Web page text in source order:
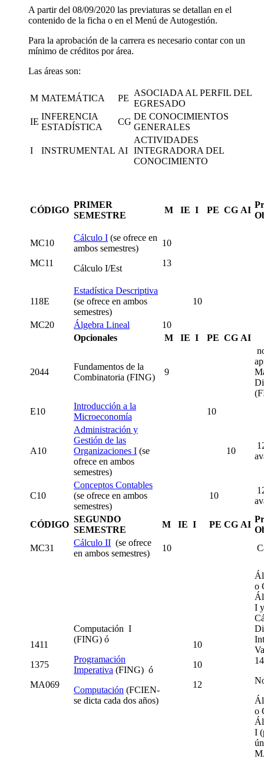
A partir del 08/09/2020 las previaturas se detallan en el
contenido de la ficha o en el Menú de Autogestión.
Para la aprobación de la carrera es necesario contar con un
mínimo de créditos por área.
Las áreas son:
M MATEMÁTICA PE
ASOCIADA AL PERFIL DEL
EGRESADO
IE
INFERENCIA
ESTADÍSTICA
CG
DE CONOCIMIENTOS
GENERALES
I INSTRUMENTAL AI
ACTIVIDADES
INTEGRADORA DEL
CONOCIMIENTO
CÓDIGO
PRIMER
SEMESTRE
M IE I PE CG AI
MC10
MC11
Cálculo I (se ofrece en
ambos semestres)
Cálculo I/Est
10
13
118E
Estadística Descriptiva
(se ofrece en ambos
semestres)
10
MC20 Álgebra Lineal
10
Opcionales
M IE I PE CG AI
2044
Fundamentos de la
Combinatoria (FING)
9
E10
Introducción a la
Microeconomía
10
A10
Administración y
Gestión de las
Organizaciones I (se
ofrece en ambos
semestres)
10
C10
Conceptos Contables
(se ofrece en ambos
semestres)
10
CÓDIGO
SEGUNDO
SEMESTRE
M IE I PE CG AI
MC31
Cálculo II (se ofrece
en ambos semestres)
10
1411
1375
MA069
Computación I
(FING) ó
Programación
Imperativa (FING) ó
Computación (FCIEN-
se dicta cada dos años)
10
10
12
o
I
o
I